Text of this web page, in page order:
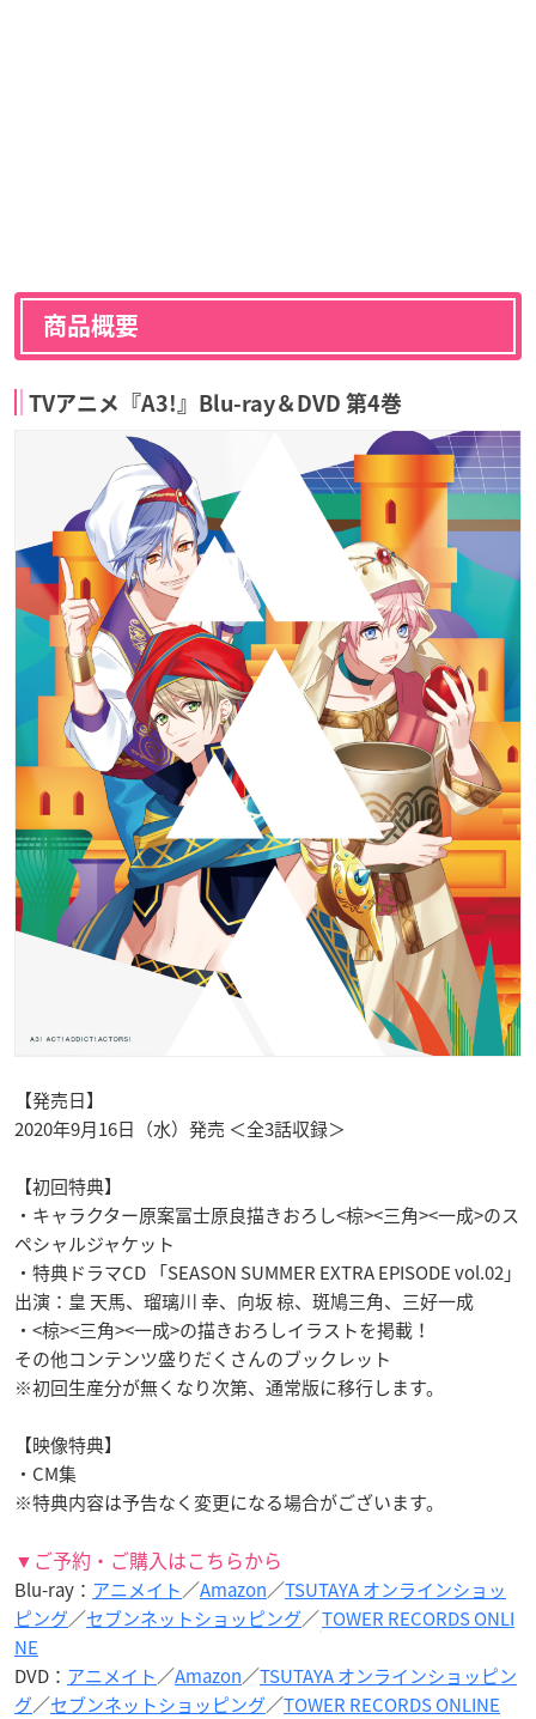
商品概要
TVアニメ『A3!』Blu-ray＆DVD 第4巻
【発売日】
2020年9月16日（水）発売 ＜全3話収録＞
【初回特典】
・キャラクター原案冨士原良描きおろし<椋><三角><一成>のス
ペシャルジャケット
・特典ドラマCD 「SEASON SUMMER EXTRA EPISODE vol.02」
出演：皇 天馬、瑠璃川 幸、向坂 椋、斑鳩三角、三好一成
・<椋><三角><一成>の描きおろしイラストを掲載！
その他コンテンツ盛りだくさんのブックレット
※初回生産分が無くなり次第、通常版に移行します。
【映像特典】
・CM集
※特典内容は予告なく変更になる場合がございます。
▼ご予約・ご購入はこちらから
Blu-ray： アニメイト／Amazon／TSUTAYA オンラインショッ
ピング／セブンネットショッピング／TOWER RECORDS ONLI
NE
DVD： アニメイト／Amazon／TSUTAYA オンラインショッピン
グ／セブンネットショッピング／TOWER RECORDS ONLINE